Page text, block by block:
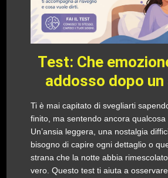
Test: Che
addosso dopo un
Ti è mai capitato di svegliarti
finito, ma sentendo ancora qualcosa
Un’ansia leggera, una nostalgia
bisogno di capire ogni dettaglio o
strana che la notte abbia
vero. Questo test ti aiuta a osservare